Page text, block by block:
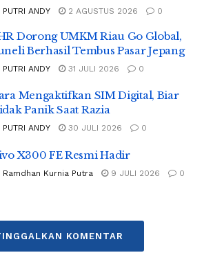
PUTRI ANDY 2 AGUSTUS 2026 0
Dorong UMKM Riau Go Global,
Berhasil Tembus Pasar Jepang
PUTRI ANDY 31 JULI 2026 0
Mengaktifkan SIM Digital, Biar
Panik Saat Razia
PUTRI ANDY 30 JULI 2026 0
X300 FE Resmi Hadir
Ramdhan Kurnia Putra 9 JULI 2026 0
KOMENTAR